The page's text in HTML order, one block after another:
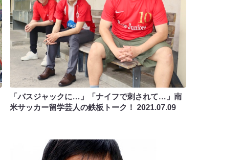
「バスジャックに…」「ナイフで刺されて…」南
米サッカー留学芸人の鉄板トーク！ 2021.07.09